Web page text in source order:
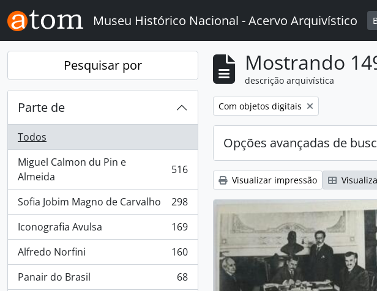
Skip to main content
Museu Histórico Nacional - Acervo Arquivístico
Pesquisar por
Parte de
Todos
Miguel Calmon du Pin e
Almeida
, 516 resultados 516
Sofia Jobim Magno de Carvalho
, 298 resultados
298
Iconografia Avulsa
, 169 resultados
169
Alfredo Norfini
, 160 resultados
160
Panair do Brasil
, 68 resultados
68
Mostrando
descrição arquivística
Remover filtro:
Com objetos digitais
Opções avançadas de
Visualizar impressão